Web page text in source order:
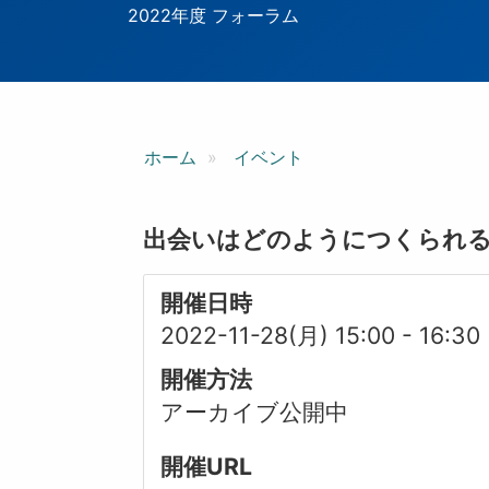
2022年度 フォーラム
ホーム イベント
出会いはどのようにつくられ
開催日時
2022-11-28(月) 15:00 - 16:30
開催方法
アーカイブ公開中
開催URL